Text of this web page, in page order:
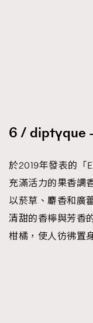
6 / diptyque
於2019年發表的「
充滿活力的果香調
以菸草、麝香和廣
清甜的香檸與芳香
柑橘，使人彷彿置